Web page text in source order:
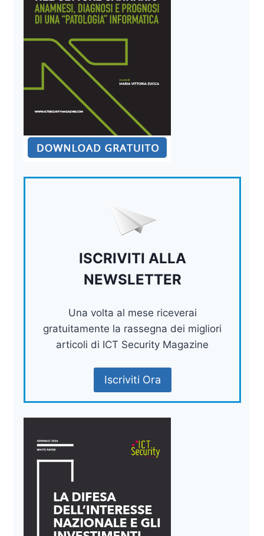
ISCRIVITI ALLA
NEWSLETTER
Una volta al mese riceverai
gratuitamente la rassegna dei migliori
articoli di ICT Security Magazine
Iscriviti Ora